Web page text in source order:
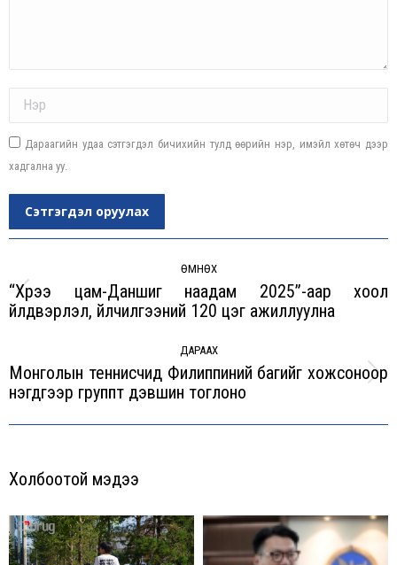
Дараагийн удаа сэтгэгдэл бичихийн тулд өөрийн нэр, имэйл хөтөч дээр
хадгална уу.
Сэтгэгдэл оруулах
navigation
ӨМНӨХ
Previous
“Хүрээ цам-Даншиг наадам 2025”-аар хоол
үйлдвэрлэл, үйлчилгээний 120 цэг ажиллуулна
ДАРААХ
Next
Монголын теннисчид Филиппиний багийг хожсоноор
нэгдүгээр группт дэвшин тоглоно
Холбоотой мэдээ